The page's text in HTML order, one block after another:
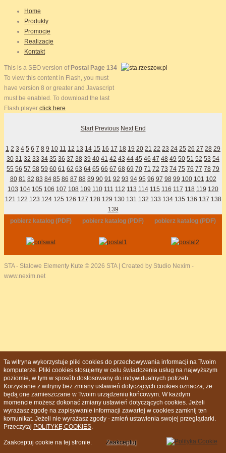
Home
Produkty
Promocje
Realizacje
Kontakt
This is a SEO version of Postal Page 134
To view this content in Flash, you must
have version 8 or greater and Javascript
must be enabled. To download the last
Flash player click here
Start Previous Next End
1 2 3 4 5 6 7 8 9 10 11 12 13 14 15 16 17 18 19 20 21 22 23 24 25 26 27 28 29
30 31 32 33 34 35 36 37 38 39 40 41 42 43 44 45 46 47 48 49 50 51 52 53 54
55 56 57 58 59 60 61 62 63 64 65 66 67 68 69 70 71 72 73 74 75 76 77 78 79
80 81 82 83 84 85 86 87 88 89 90 91 92 93 94 95 96 97 98 99 100 101 102
103 104 105 106 107 108 109 110 111 112 113 114 115 116 117 118 119 120
121 122 123 124 125 126 127 128 129 130 131 132 133 134 135 136 137 138
139
pobierz katalog (PDF)
pobierz katalog (PDF) pobierz katalog (PDF)
STA - Stalowe Elementy Kute © 2026 STA | Created by Studio Nexim -
www.nexim.net
Ta witryna wykorzystuje pliki cookies do przechowywania informacji na Twoim
komputerze. Pliki cookies stosujemy w celu świadczenia usług na najwyższym
poziomie, w tym w sposób dostosowany do indywidualnych potrzeb.
Korzystanie z witryny bez zmiany ustawień dotyczących cookies oznacza, że
będą one zamieszczane w Twoim urządzeniu końcowym. W każdym
momencie możesz dokonać zmiany ustawień dotyczących cookies. Jeżeli
wyrażasz zgodę na zapisywanie informacji zawartej w cookies zamknij ten
komunikat. Jeżeli nie wyrażasz zgody - zmień ustawienia swojej przeglądarki.
Przeczytaj POLITYKĘ COOKIES.
Zaakceptuj cookie na tej stronie. Zaakceptuj